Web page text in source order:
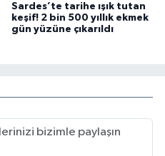
Sardes’te tarihe ışık tutan
keşif! 2 bin 500 yıllık ekmek
gün yüzüne çıkarıldı